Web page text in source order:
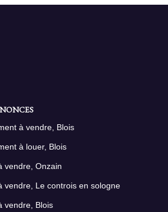
à vendre, Blois
à louer, Blois
vendre, Onzain
vendre, Le controis en sologne
vendre, Blois